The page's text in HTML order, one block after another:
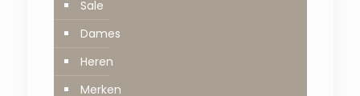
Sale
Dames
Heren
Merken